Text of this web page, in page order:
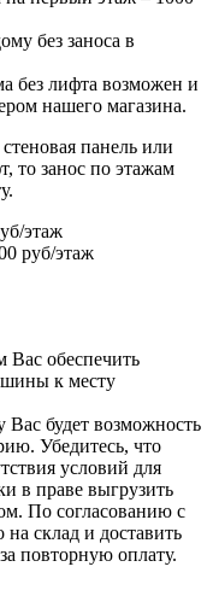
без заноса в
без лифта возможен и
нашего магазина.
панель или
то занос по этажам
этаж
руб/этаж
Вас обеспечить
к месту
Вас будет возможность
Убедитесь, что
условий для
в праве выгрузить
По согласованию с
склад и доставить
повторную оплату.